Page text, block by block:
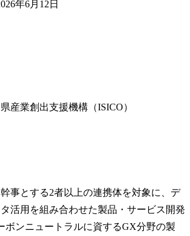
年6月12日
産業創出支援機構（ISICO）
事とする2者以上の連携体を対象に、デ
活用を組み合わせた製品・サービス開発
ボンニュートラルに資するGX分野の製